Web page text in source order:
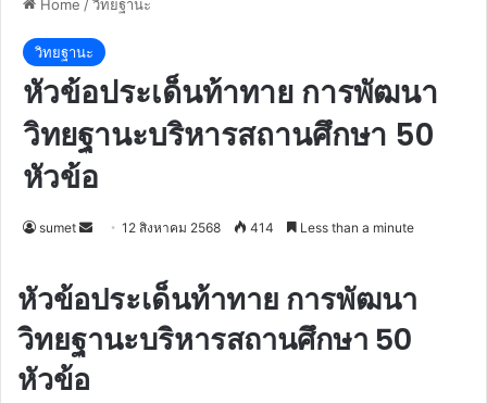
Home /วิทยฐานะ
วิทยฐานะ
หัวข้อประเด็นท้าทาย การพัฒนา
วิทยฐานะบริหารสถานศึกษา 50
หัวข้อ
sumet
Send12 สิงหาคม 2568 414 Less than a minute
หัวข้อประเด็นท้าทาย การพัฒนา
วิทยฐานะบริหารสถานศึกษา 50
หัวข้อ